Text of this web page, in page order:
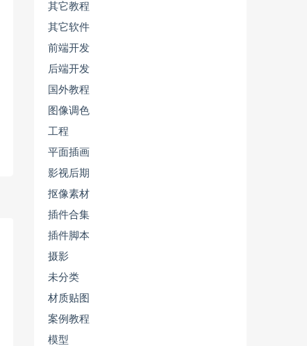
其它教程
其它软件
前端开发
后端开发
国外教程
图像调色
工程
平面插画
影视后期
抠像素材
插件合集
插件脚本
摄影
未分类
材质贴图
案例教程
模型